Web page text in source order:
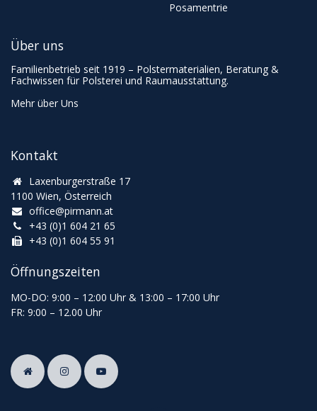
Posamentrie
Kontakt
Laxenburgerstraße 17
1100 Wien, Österreich
office@pirmann.at
+43 (0)1 604 21 65
+43 (0)1 604 55 91
Öffnungszeiten
MO-DO: 9:00 – 12:00 Uhr & 13:00 – 17:00 Uhr
FR: 9:00 – 12.00 Uhr
Über uns
Familienbetrieb seit 1919 – Polstermaterialien, Beratung &
Fachwissen für Polsterei und Raumausstattung.
Mehr über Uns